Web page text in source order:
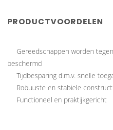
PRODUCTVOORDELEN
Gereedschappen worden
beschermd
Tijdbesparing d.m.v. snelle
Robuuste en stabiele
Functioneel en praktijkgericht